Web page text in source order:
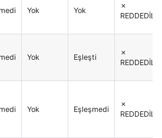
Yok Yok
✗
REDDEDİLİR
Yok Eşleşti
✗
REDDEDİLİR
Yok Eşleşmedi
✗
REDDEDİLİR